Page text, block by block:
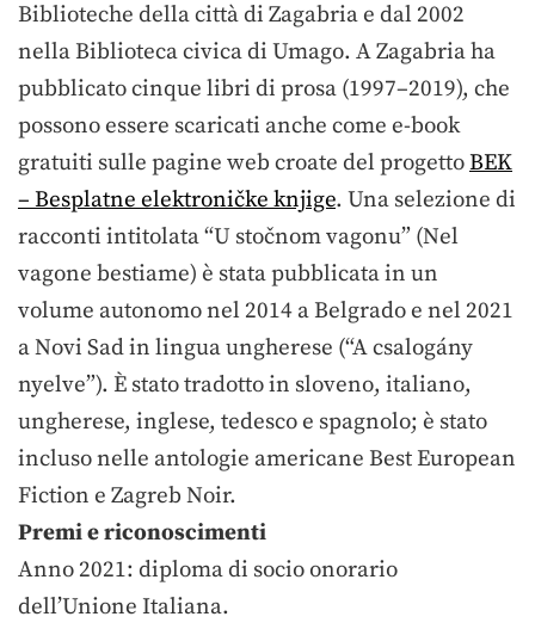
Biblioteche della città di Zagabria e dal 2002
nella Biblioteca civica di Umago. A Zagabria ha
pubblicato cinque libri di prosa (1997–2019), che
possono essere scaricati anche come e-book
gratuiti sulle pagine web croate del progettoBEK
– Besplatne elektroničke knjige. Una selezione di
racconti intitolata “U stočnom vagonu” (Nel
vagone bestiame) è stata pubblicata in un
volume autonomo nel 2014 a Belgrado e nel 2021
a Novi Sad in lingua ungherese (“A csalogány
nyelve”). È stato tradotto in sloveno, italiano,
ungherese, inglese, tedesco e spagnolo; è stato
incluso nelle antologie americane Best European
Fiction e Zagreb Noir.
Premi e riconoscimenti
Anno 2021: diploma di socio onorario
dell’Unione Italiana.